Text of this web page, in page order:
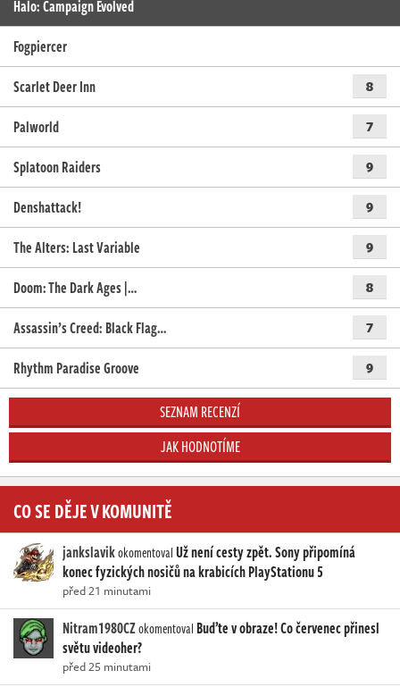
Halo: Campaign Evolved
Fogpiercer
Scarlet Deer Inn
8
Palworld 7
Splatoon Raiders 9
Denshattack! 9
The Alters: Last Variable 9
Doom: The Dark Ages |… 8
Assassin’s Creed: Black Flag… 7
Rhythm Paradise Groove 9
SEZNAM RECENZÍ
JAK HODNOTÍME
CO SE DĚJE V KOMUNITĚ
jankslavikokomentovalUž není cesty zpět. Sony připomíná
konec fyzických nosičů na krabicích PlayStationu 5
před 21 minutami
Nitram1980CZokomentoval Buďte v obraze! Co červenec přinesl
světu videoher?
před 25 minutami